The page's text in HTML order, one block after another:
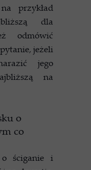
przykład
dla
odmówić
jeżeli
jego
na
o
co
ściganie i